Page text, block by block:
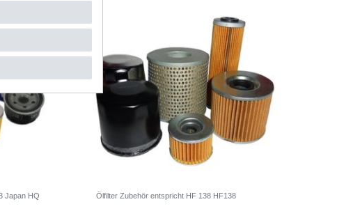
Japan HQ
Ölfilter Zubehör entspricht HF 138 HF138